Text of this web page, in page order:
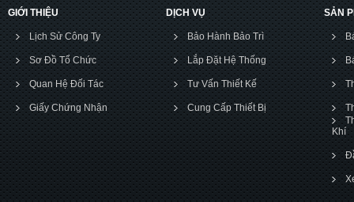
GIỚI THIỆU
Lịch Sử Công Ty
Sơ Đồ Tổ Chức
Quan Hệ Đối Tác
Giấy Chứng Nhận
DỊCH VỤ
Bảo Hành Bảo Trì
Lắp Đặt Hệ Thống
Tư Vấn Thiết Kế
Cung Cấp Thiết Bị
SẢN
Khí